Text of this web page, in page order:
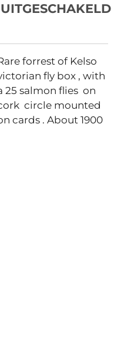
UITGESCHAKELD
forrest of Kelso
fly box , with
25 salmon flies on
circle mounted
cards . About 1900